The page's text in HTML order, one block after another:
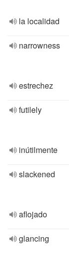
la localidad
narrowness
estrechez
futilely
inútilmente
slackened
aflojado
glancing